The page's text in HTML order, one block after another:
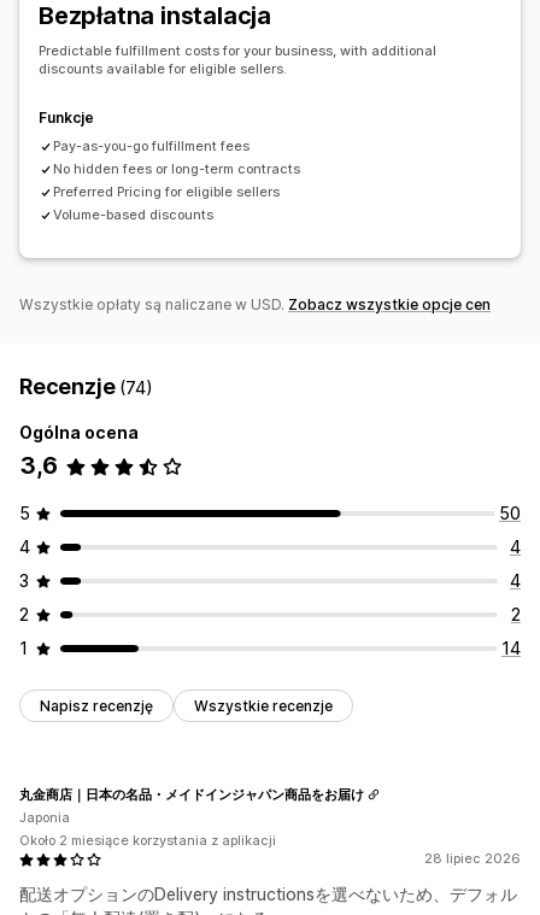
Bezpłatna instalacja
Predictable fulfillment costs for your business, with additional
discounts available for eligible sellers.
Funkcje
Pay-as-you-go fulfillment fees
No hidden fees or long-term contracts
Preferred Pricing for eligible sellers
Volume-based discounts
Wszystkie opłaty są naliczane w USD. Zobacz wszystkie opcje cen
Recenzje (74)
Ogólna ocena
3,6
5
50
4
4
3
4
2
2
1
14
Napisz recenzję Wszystkie recenzje
28 lipiec 2026
配送オプションのDelivery instructionsを選べないため、デフォル
丸金商店｜日本の名品・メイドインジャパン商品をお届け
Japonia
Około 2 miesiące korzystania z aplikacji